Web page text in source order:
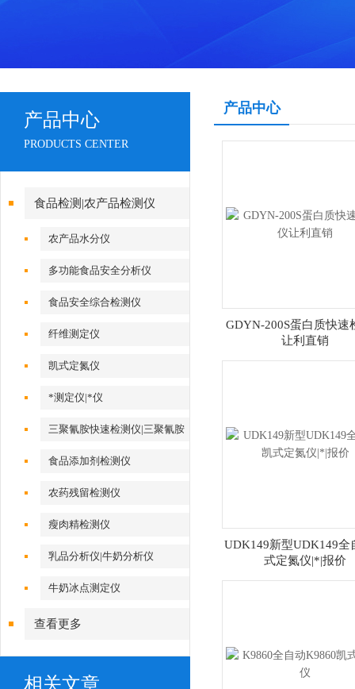
产品中心
PRODUCTS CENTER
食品检测|农产品检测仪
农产品水分仪
多功能食品安全分析仪
食品安全综合检测仪
纤维测定仪
凯式定氮仪
*测定仪|*仪
三聚氰胺快速检测仪|三聚氰胺
测定仪
食品添加剂检测仪
农药残留检测仪
瘦肉精检测仪
乳品分析仪|牛奶分析仪
牛奶冰点测定仪
查看更多
相关文章
产品中心
GDYN-200S蛋白质快速
让利直销
UDK149新型UDK149全
式定氮仪|*|报价